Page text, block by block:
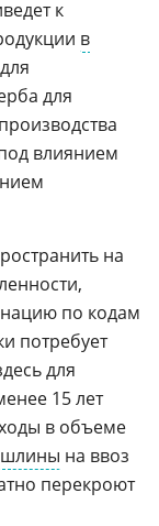
к
в
для
влиянием
на
по кодам
потребует
для
15 лет
в объеме
на ввоз
перекроют